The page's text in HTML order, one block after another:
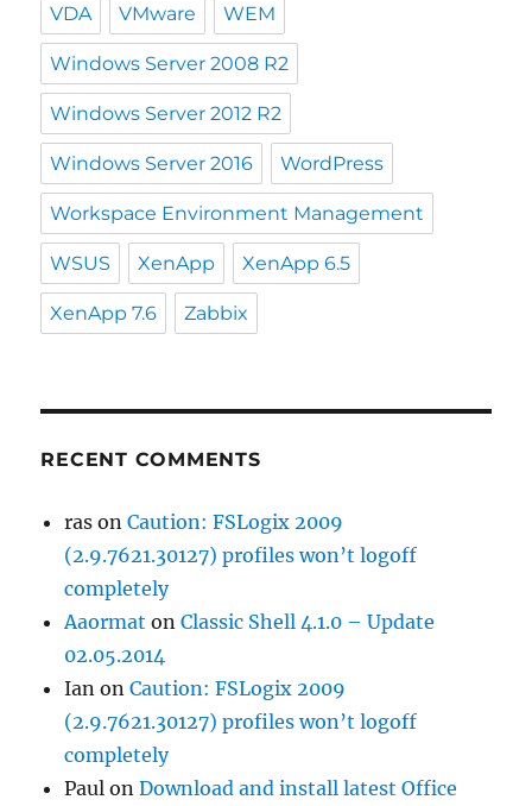
VDA VMware WEM
Windows Server 2008 R2
Windows Server 2012 R2
Windows Server 2016 WordPress
Workspace Environment Management
WSUS XenApp XenApp 6.5
XenApp 7.6 Zabbix
RECENT COMMENTS
ras onCaution: FSLogix 2009
(2.9.7621.30127) profiles won’t logoff
completely
Aaormat onClassic Shell 4.1.0 – Update
02.05.2014
Ian onCaution: FSLogix 2009
(2.9.7621.30127) profiles won’t logoff
completely
Paul onDownload and install latest Office